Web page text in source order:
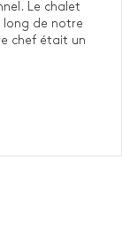
Le chalet
de notre
chef était un